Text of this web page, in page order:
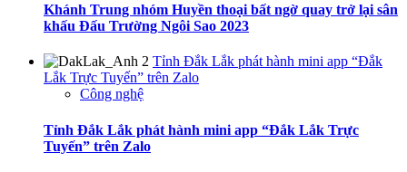
Khánh Trung nhóm Huyền thoại bất ngờ quay trở lại sân
khấu Đấu Trường Ngôi Sao 2023
Tỉnh Đắk Lắk phát hành mini app “Đắk
Lắk Trực Tuyến” trên Zalo
Công nghệ
Tỉnh Đắk Lắk phát hành mini app “Đắk Lắk Trực
Tuyến” trên Zalo